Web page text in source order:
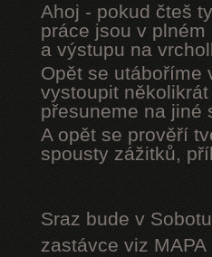
Ahoj - pokud čteš
práce jsou v
a výstupu na
Opět se utáboříme
vystoupit
přesuneme na jiné
A opět se prověří
spousty zážitků,
Sraz bude v
zastávce viz MAPA